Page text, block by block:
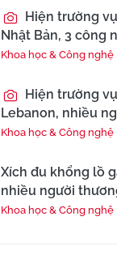
Hiện trường
Nhật Bản, 3 công
Khoa học & Công nghệ
Hiện trường
Lebanon, nhiều
Khoa học & Công nghệ
Xích đu khổng lồ
nhiều người
Khoa học & Công nghệ